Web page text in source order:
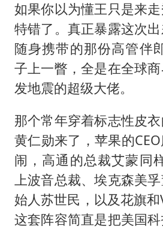
如果你以为懂王只是来
特错了。真正暴露这次
随身携带的那份高管伴
子上一瞥，全是在全球
发地震的超级大佬。
那个常年穿着标志性皮
黄仁勋来了，苹果的
闹，高通的总裁艾蒙同
上波音总裁、埃克森美
始人苏世民，以及花旗和
这套阵容简直是把美国